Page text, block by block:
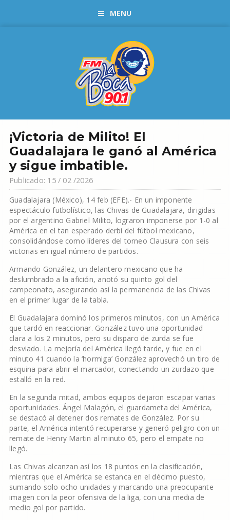
MENU
¡Victoria de Milito! El
Guadalajara le ganó al América
y sigue imbatible.
Publicado: 15 / 02 /2026
Guadalajara (México), 14 feb (EFE).- En un imponente
espectáculo futbolístico, las Chivas de Guadalajara, dirigidas
por el argentino Gabriel Milito, lograron imponerse por 1-0 al
América en el tan esperado derbi del fútbol mexicano,
consolidándose como líderes del torneo Clausura con seis
victorias en igual número de partidos.
Armando González, un delantero mexicano que ha
deslumbrado a la afición, anotó su quinto gol del
campeonato, asegurando así la permanencia de las Chivas
en el primer lugar de la tabla.
El Guadalajara dominó los primeros minutos, con un América
que tardó en reaccionar. González tuvo una oportunidad
clara a los 2 minutos, pero su disparo de zurda se fue
desviado. La mejoría del América llegó tarde, y fue en el
minuto 41 cuando la ‘hormiga’ González aprovechó un tiro de
esquina para abrir el marcador, conectando un zurdazo que
estalló en la red.
En la segunda mitad, ambos equipos dejaron escapar varias
oportunidades. Ángel Malagón, el guardameta del América,
se destacó al detener dos remates de González. Por su
parte, el América intentó recuperarse y generó peligro con un
remate de Henry Martin al minuto 65, pero el empate no
llegó.
Las Chivas alcanzan así los 18 puntos en la clasificación,
mientras que el América se estanca en el décimo puesto,
sumando solo ocho unidades y marcando una preocupante
imagen con la peor ofensiva de la liga, con una media de
medio gol por partido.